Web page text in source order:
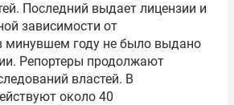
Последний выдает лицензии и
зависимости от
минувшем году не было выдано
Репортеры продолжают
властей. В
около 40